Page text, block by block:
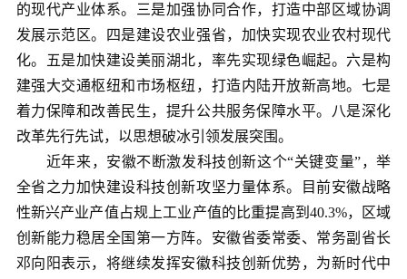
的现代产业体系。三是加强协同合作，打造中部区域协调
发展示范区。四是建设农业强省，加快实现农业农村现代
化。五是加快建设美丽湖北，率先实现绿色崛起。六是构
建强大交通枢纽和市场枢纽，打造内陆开放新高地。七是
着力保障和改善民生，提升公共服务保障水平。八是深化
改革先行先试，以思想破冰引领发展突围。
近年来，安徽不断激发科技创新这个“关键变量”，举
全省之力加快建设科技创新攻坚力量体系。目前安徽战略
性新兴产业产值占规上工业产值的比重提高到40.3%，区域
创新能力稳居全国第一方阵。安徽省委常委、常务副省长
邓向阳表示，将继续发挥安徽科技创新优势，为新时代中